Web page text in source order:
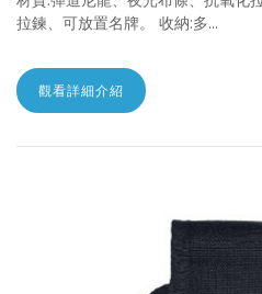
拉鍊、可放置名牌。 收納:多...
觀看詳細介紹